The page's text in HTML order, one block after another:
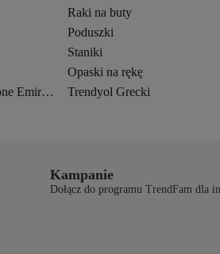
Trendyol Zjednoczone Emiraty Arabskie
Raki na buty
Poduszki
Staniki
Opaski na rękę
Trendyol Grecki
Kampanie
Dołącz do programu TrendFam dla